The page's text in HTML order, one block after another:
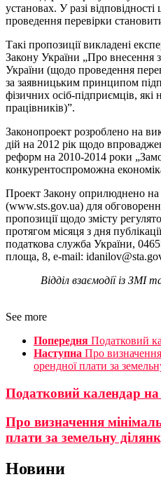
установах. У разі
проведення перевірки
Такі пропозиції викладені
Закону України „Про внесення
України (щодо проведення
за заявницьким принципом
фізичних осіб-підприємців,
працівників)”.
Законопроект розроблено на
дій на 2012 рік щодо
реформ на 2010-2014 роки
конкурентоспроможна
Проект Закону оприлюднено
(www.sts.gov.ua) для
пропозиції щодо змісту
протягом місяця з дня
податкова служба України,
площа, 8, e-mail:
Відділ взаємодії із ЗМІ
See more
Попередня Податковий
Наступна Про
орендної плати за
Податковий календар на
Про визначення
плати за земельну
Новини